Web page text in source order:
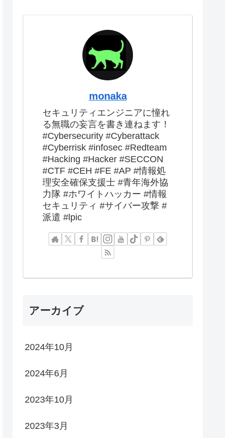
monaka
セキュリティエンジニアに憧れ
る無職の妄言を書き連ねます！
#Cybersecurity #Cyberattack
#Cyberrisk #infosec #Redteam
#Hacking #Hacker #SECCON
#CTF #CEH #FE #AP #情報処
理安全確保支援士 #青年海外協
力隊 #ホワイトハッカー #情報
セキュリティ #サイバー攻撃 #
派遣 #lpic
アーカイブ
2024年10月
2024年6月
2023年10月
2023年3月